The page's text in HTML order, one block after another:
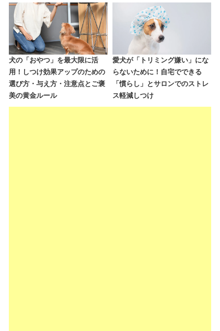
犬の「おやつ」を最大限に活
用！しつけ効果アップのための
選び方・与え方・注意点とご褒
美の黄金ルール
愛犬が「トリミング嫌い」にな
らないために！自宅でできる
「慣らし」とサロンでのストレ
ス軽減しつけ